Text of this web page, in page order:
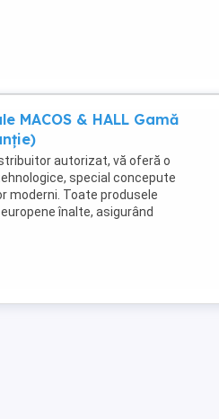
MACOS & HALL Gamă
autorizat, vă oferă o
special concepute
moderni. Toate produsele
înalte, asigurând
Gama ...